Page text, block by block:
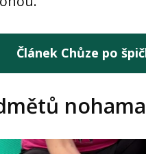
Článek Chůze po